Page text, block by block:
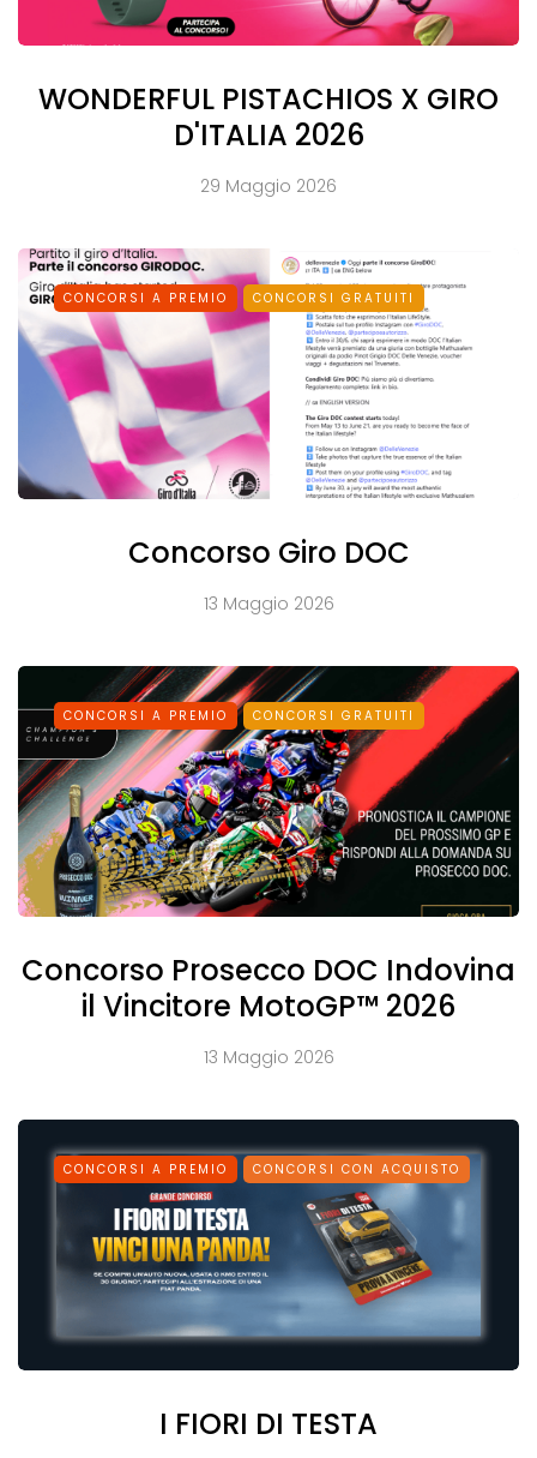
WONDERFUL PISTACHIOS X GIRO
D'ITALIA 2026
29 Maggio 2026
CONCORSI A PREMIO CONCORSI GRATUITI
Concorso Giro DOC
13 Maggio 2026
CONCORSI A PREMIO CONCORSI GRATUITI
Concorso Prosecco DOC Indovina
il Vincitore MotoGP™ 2026
13 Maggio 2026
CONCORSI A PREMIO CONCORSI CON ACQUISTO
I FIORI DI TESTA